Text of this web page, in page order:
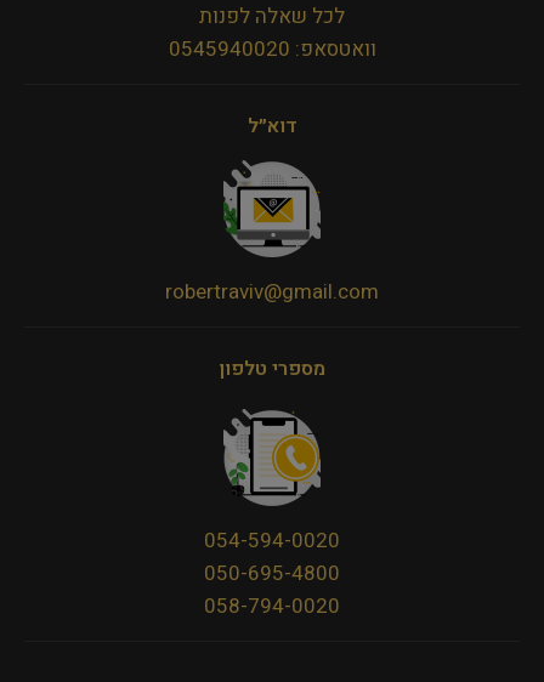
לכל שאלה לפנות
וואטסאפ: 0545940020
דוא״ל
robertraviv@gmail.com
מספרי טלפון
054-594-0020
050-695-4800
058-794-0020